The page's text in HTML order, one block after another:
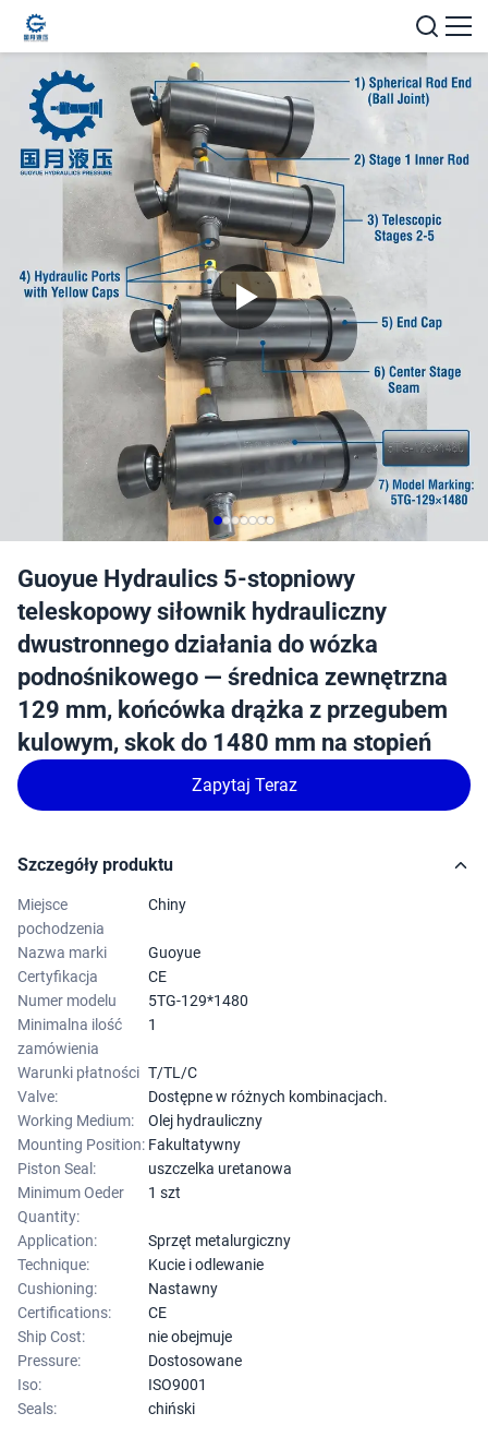
Guoyue Hydraulics 5-stopniowy
teleskopowy siłownik hydrauliczny
dwustronnego działania do wózka
podnośnikowego — średnica zewnętrzna
129 mm, końcówka drążka z przegubem
kulowym, skok do 1480 mm na stopień
Zapytaj Teraz
Szczegóły produktu
Miejsce
pochodzenia
Chiny
Nazwa marki
Guoyue
Certyfikacja
CE
Numer modelu
5TG-129*1480
Minimalna ilość
zamówienia
1
Warunki płatności T/TL/C
Valve:
Dostępne w różnych kombinacjach.
Working Medium:
Olej hydrauliczny
Mounting Position: Fakultatywny
Piston Seal:
uszczelka uretanowa
Minimum Oeder
Quantity:
1 szt
Application:
Sprzęt metalurgiczny
Technique:
Kucie i odlewanie
Cushioning:
Nastawny
Certifications:
CE
Ship Cost:
nie obejmuje
Pressure:
Dostosowane
Iso:
ISO9001
Seals:
chiński